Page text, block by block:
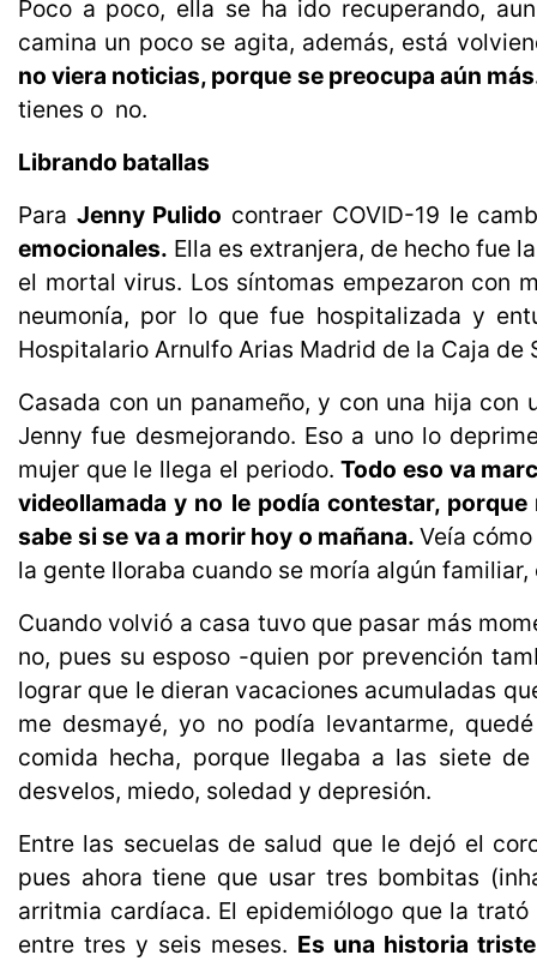
Poco a poco, ella se ha ido recuperando,
camina un poco se agita, además, está
no viera noticias, porque se preocupa aún
tienes o no.
Librando batallas
Para Jenny Pulido contraer COVID-19 le
emocionales. Ella es extranjera, de hecho fue
el mortal virus. Los síntomas empezaron con
neumonía, por lo que fue hospitalizada y
Hospitalario Arnulfo Arias Madrid de la Caja de
Casada con un panameño, y con una hija
Jenny fue desmejorando. Eso a uno lo
mujer que le llega el periodo.Todo eso va
videollamada y no le podía contestar,
sabe si se va a morir hoy o mañana. Veía
la gente lloraba cuando se moría algún familiar,
Cuando volvió a casa tuvo que pasar más
no, pues su esposo -quien por prevención
lograr que le dieran vacaciones acumuladas
me desmayé, yo no podía levantarme,
comida hecha, porque llegaba a las siete
desvelos, miedo, soledad y depresión.
Entre las secuelas de salud que le dejó el
pues ahora tiene que usar tres bombitas
arritmia cardíaca. El epidemiólogo que la
entre tres y seis meses. Es una historia